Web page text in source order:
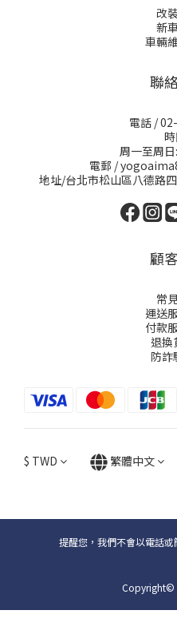
改
新
車輛
聯
電話 /
周一至周
電郵 /
地址/台北市松山區八德路
顧
常
運送
付款
退換
防詐
$ TWD 繁體中文
提醒您，我們不會以電話
Copyright©